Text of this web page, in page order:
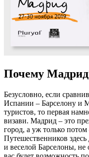
Почему
Безусловно, если
Испании – Барселону и
туристов, то первая
визави. Мадрид – это
город, а уж только
Путешественников
и веселой Барселоны,